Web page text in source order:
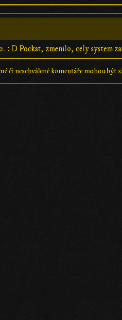
:-D Pockat, zmenilo, cely system
či neschválené komentáře mohou